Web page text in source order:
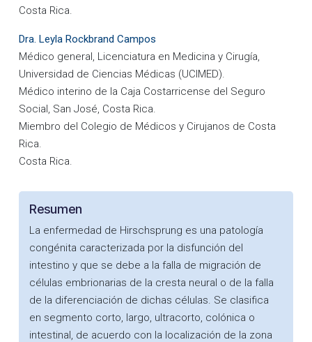
Costa Rica.
Dra. Leyla Rockbrand Campos
Médico general, Licenciatura en Medicina y Cirugía,
Universidad de Ciencias Médicas (UCIMED).
Médico interino de la Caja Costarricense del Seguro
Social, San José, Costa Rica.
Miembro del Colegio de Médicos y Cirujanos de Costa
Rica.
Costa Rica.
Resumen
La enfermedad de Hirschsprung es una patología
congénita caracterizada por la disfunción del
intestino y que se debe a la falla de migración de
células embrionarias de la cresta neural o de la falla
de la diferenciación de dichas células. Se clasifica
en segmento corto, largo, ultracorto, colónica o
intestinal, de acuerdo con la localización de la zona